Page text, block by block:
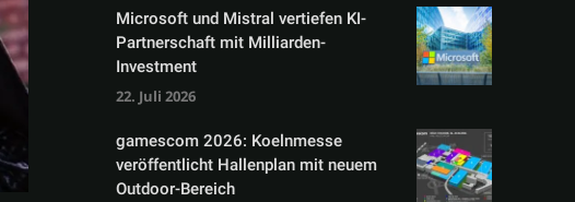
Microsoft und Mistral vertiefen KI-
Partnerschaft mit Milliarden-
Investment
22. Juli 2026
gamescom 2026: Koelnmesse
veröffentlicht Hallenplan mit neuem
Outdoor-Bereich